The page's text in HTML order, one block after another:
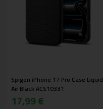
Spigen iPhone 17 Pro Case Liquid
Air Black ACS10331
17,99 €